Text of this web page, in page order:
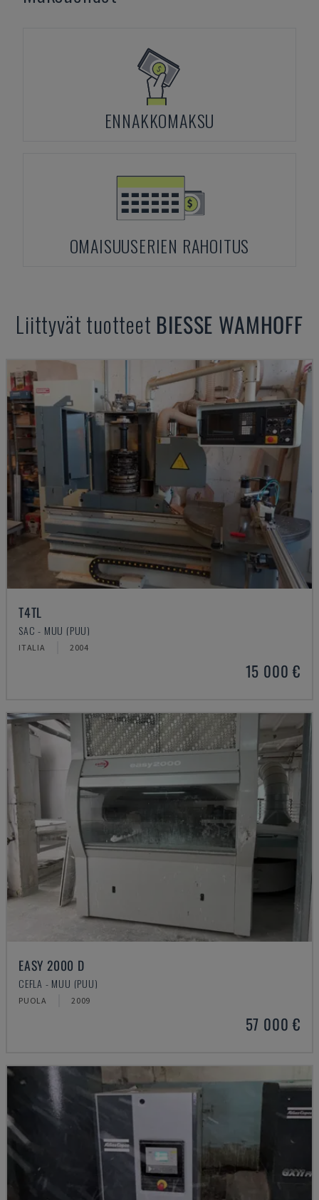
ENNAKKOMAKSU
OMAISUUSERIEN RAHOITUS
Liittyvät tuotteet BIESSE WAMHOFF
T4TL
SAC - MUU (PUU)
ITALIA 2004
15 000 €
EASY 2000 D
CEFLA - MUU (PUU)
PUOLA 2009
57 000 €